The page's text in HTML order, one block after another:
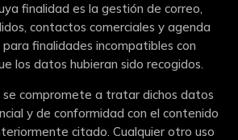
finalidad es la gestión de correo,
contactos comerciales y agenda
finalidades incompatibles con
los datos hubieran sido recogidos.
compromete a tratar dichos datos
y de conformidad con el contenido
citado. Cualquier otro uso